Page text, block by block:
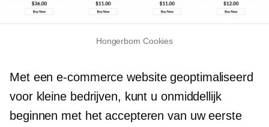
Hongerbom Cookies
Met eene-commerce website geoptimaliseerd
voor kleine bedrijven, kunt u onmiddellijk
beginnen met het accepteren van uw eerste